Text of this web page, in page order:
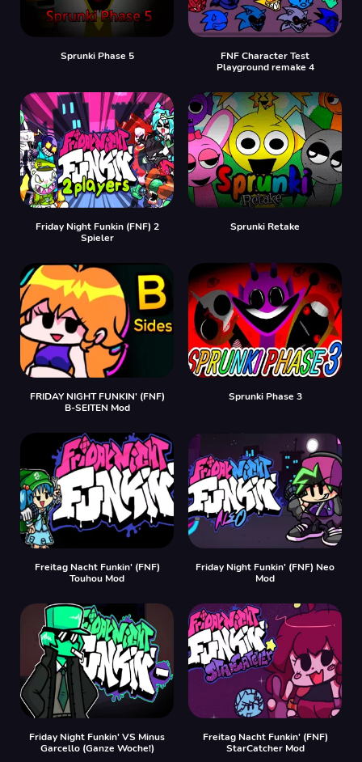
Sprunki Phase 5
FNF Character Test
Playground remake 4
Friday Night Funkin (FNF) 2
Spieler
Sprunki Retake
FRIDAY NIGHT FUNKIN' (FNF)
B-SEITEN Mod
Sprunki Phase 3
Freitag Nacht Funkin' (FNF)
Touhou Mod
Friday Night Funkin' (FNF) Neo
Mod
Friday Night Funkin' VS Minus
Garcello (Ganze Woche!)
Freitag Nacht Funkin' (FNF)
StarCatcher Mod